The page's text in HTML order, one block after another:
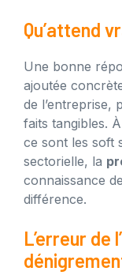
Qu’attend
Une bonne
ajoutée
de l’entreprise,
faits tangibles.
ce sont les soft
sectorielle, la
connaissance
différence.
L’erreur de